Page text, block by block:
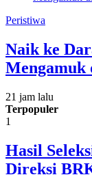
Peristiwa
Naik ke
Mengamuk
21 jam lalu
Terpopuler
1
Hasil
Direksi